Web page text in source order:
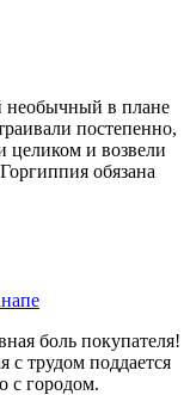
в плане
постепенно,
целиком и возвели
обязана
боль покупателя!
с трудом поддается
с городом.